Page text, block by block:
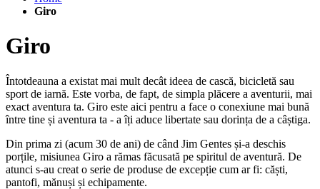
Giro
Giro
Întotdeauna a existat mai mult decât ideea de cască, bicicletă sau
sport de iarnă. Este vorba, de fapt, de simpla plăcere a aventurii, mai
exact aventura ta. Giro este aici pentru a face o conexiune mai bună
între tine și aventura ta - a îți aduce libertate sau dorința de a câștiga.
Din prima zi (acum 30 de ani) de când Jim Gentes și-a deschis
porțile, misiunea Giro a rămas făcusată pe spiritul de aventură. De
atunci s-au creat o serie de produse de excepție cum ar fi: căști,
pantofi, mănuși și echipamente.